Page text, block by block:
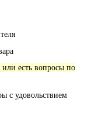
есть вопросы по
с удовольствием